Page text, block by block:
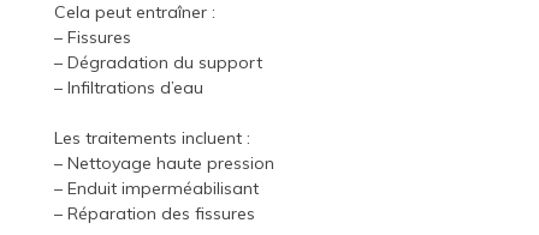
Cela peut entraîner :
– Fissures
– Dégradation du support
– Infiltrations d’eau
Les traitements incluent :
– Nettoyage haute pression
– Enduit imperméabilisant
– Réparation des fissures